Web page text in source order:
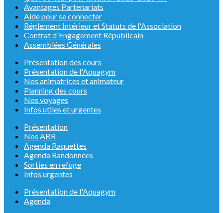
Avantages Partenariats
Aide pour se connecter
Réglement Intérieur et Statuts de l'Association
Contrat d'Engagement Républicain
Assemblées Générales
Présentation des cours
Présentation de l'Aquagym
Nos animatrices et animateur
Planning des cours
Nos voyages
Infos utiles et urgentes
Présentation
Nos ABR
Agenda Raquettes
Agenda Randonnées
Sorties en refuge
Infos urgentes
Présentation de l'Aquagym
Agenda